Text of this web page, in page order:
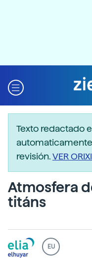
Texto redactado
revisión.VER
Atmosfera
titáns
EU